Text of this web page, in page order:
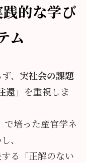
的な学び
ム
、 実社会の課題
」 を重視しま
培った産官学ネ
、
る「正解のない